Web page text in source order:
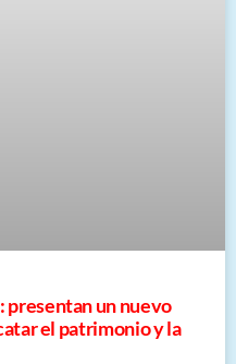
presentan un nuevo
el patrimonio y la